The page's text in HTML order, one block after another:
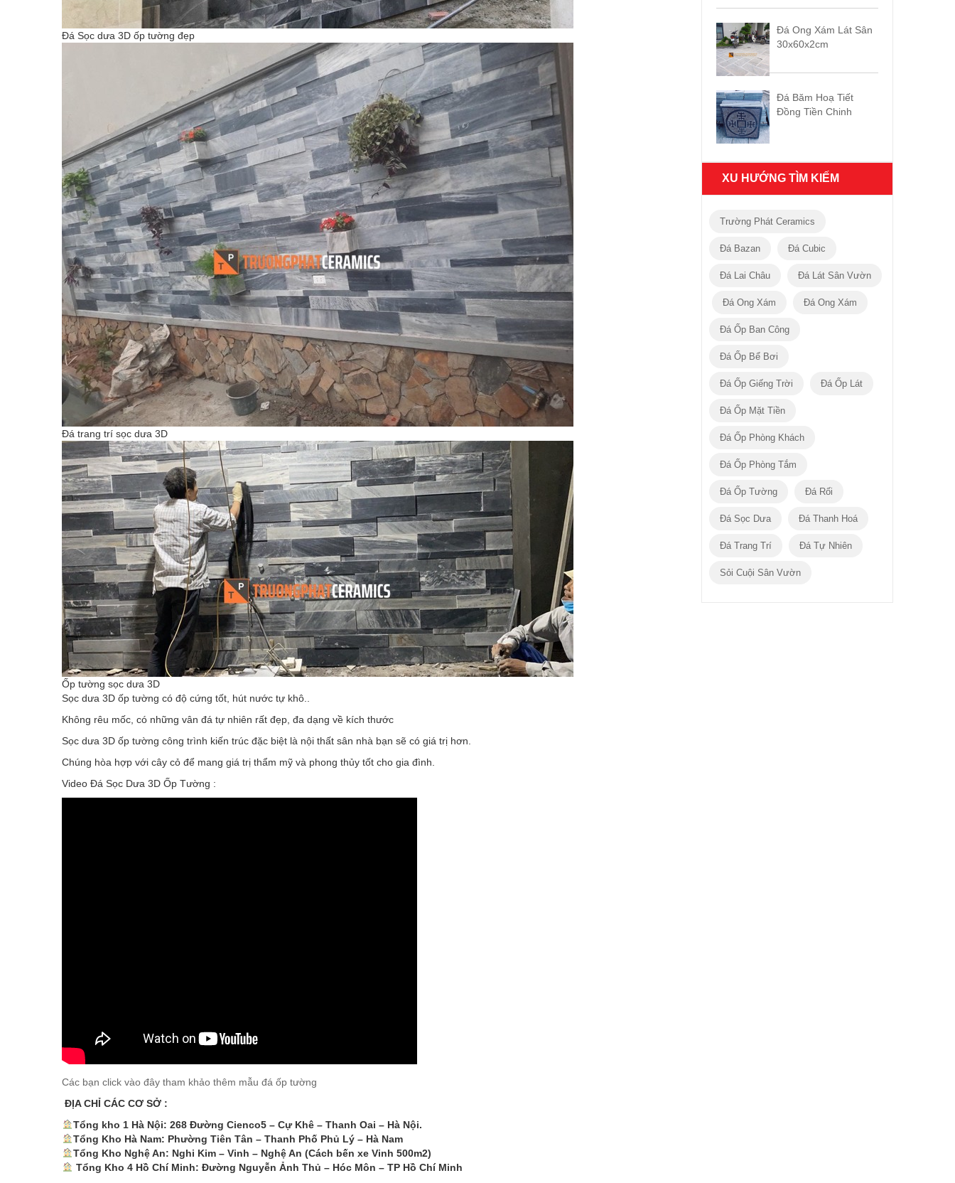
Đá Sọc dưa 3D ốp tường đẹp
Đá trang trí sọc dưa 3D
Ốp tường sọc dưa 3D
Sọc dưa 3D ốp tường có độ cứng tốt, hút nước tự khô..
Không rêu mốc, có những vân đá tự nhiên rất đẹp, đa dạng về kích thước
Sọc dưa 3D ốp tường công trình kiến trúc đặc biệt là nội thất sân nhà bạn sẽ có giá trị hơn.
Chúng hòa hợp với cây cỏ để mang giá trị thẩm mỹ và phong thủy tốt cho gia đình.
Video Đá Sọc Dưa 3D Ốp Tường :
Các bạn click vào đây tham khảo thêm mẫu đá ốp tường
ĐỊA CHỈ CÁC CƠ SỞ :
Tổng kho 1 Hà Nội: 268 Đường Cienco5 – Cự Khê – Thanh Oai – Hà Nội.
Tổng Kho Hà Nam: Phường Tiên Tân – Thanh Phố Phủ Lý – Hà Nam
Tổng Kho Nghệ An: Nghi Kim – Vinh – Nghệ An (Cách bến xe Vinh 500m2)
Tổng Kho 4 Hồ Chí Minh: Đường Nguyễn Ảnh Thủ – Hóc Môn – TP Hồ Chí Minh
Đá Ong Xám Lát Sân
30x60x2cm
Đá Băm Hoạ Tiết
Đồng Tiền Chinh
XU HƯỚNG TÌM KIẾM
Trường Phát Ceramics
Đá Bazan Đá Cubic
Đá Lai Châu Đá Lát Sân Vườn
Đá Ong Xám Đá Ong Xám
Đá Ốp Ban Công
Đá Ốp Bể Bơi
Đá Ốp Giếng Trời Đá Ốp Lát
Đá Ốp Mặt Tiền
Đá Ốp Phòng Khách
Đá Ốp Phòng Tắm
Đá Ốp Tường Đá Rối
Đá Sọc Dưa Đá Thanh Hoá
Đá Trang Trí Đá Tự Nhiên
Sỏi Cuội Sân Vườn